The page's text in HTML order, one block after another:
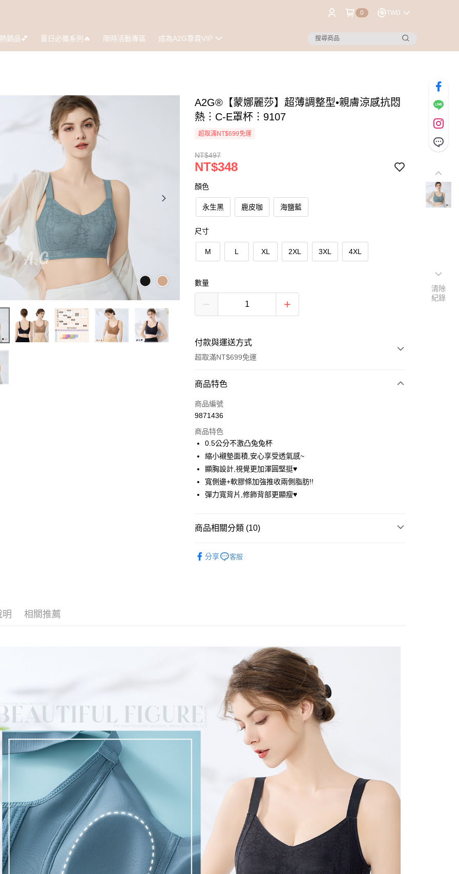
0 TWD
銷品💕 夏日必備系列🔥 限時活動專區 成為A2G尊貴VIP
A2G®【蒙娜麗莎】超薄調整型•親膚涼感抗悶
熱︙C-E罩杯︙9107
超取滿NT$699免運
NT$497
NT$348
顏色
永生黑 鹿皮咖 海鹽藍
尺寸
M L XL 2XL 3XL 4XL
數量
付款與運送方式
超取滿NT$699免運
付款方式
信用卡一次付款
LINE Pay
街口支付
悠遊付
AFTEE先享後付
AFTEE先享後付是「在收到商品之後才付款」的支付方式。 讓您購物簡單
２．便利：只要手機號碼，簡訊認證，即可結帳。
絡購買商品的店家。未經商家同意取消之訂單仍視為有效，需透過AFTEE
先享後付繳納相關費用。
※ 交易是否成功請以「AFTEE先享後付 」之結帳頁面顯示為準，若有關於
是否繳費成功／繳費後需取消欲退款等相關疑問，請聯繫「AFTEE先享後
付客戶支援中心」https://netprotections.freshdesk.com/support/home
【注意事項】
１．透過由恩沛科技股份有限公司提供之「AFTEE先享後付」服務完成之
交易，需依本服務之必要範圍內提供個人資料，並將交易相關給付款項請
求債權轉讓予恩沛科技股份有限公司。
２．關於個人資料處理事宜，請瀏覽以下網址：
https://aftee.tw/terms/#terms3
３．未成年的使用者請事先徵得法定代理人或監護人之同意方可使用
「AFTEE先享後付」，若未經同意申辦者引起之損失，本公司不負相關責
４．使用「AFTEE先享後付」時，將依據個別帳號之用戶狀況，依本公司
即時審查核予不同之上限額度；若仍有額度不足之情形，本公司將視審查
結果請求用戶進行身份認證。
５．嚴禁一人註冊多個帳號或使用他人資訊註冊。若發現惡意使用之情
形，恩沛科技股份有限公司將有權停止該用戶之使用額度並採取法律行
ATM付款
運送方式
每筆NT$60，滿NT$699(含以上)免運費
付款後7-11取貨
每筆NT$60，滿NT$699(含以上)免運費
宅配
每筆NT$100，滿NT$2,000(含以上)免運費
商品特色
商品編號
9871436
商品特色
0.5公分不激凸兔兔杯
縮小襯墊面積,安心享受透氣感~
顯胸設計,視覺更加渾圓堅挺♥️
寬側邊+軟膠條加強推收兩側脂肪!!
彈力寬背片,修飾背部更顯瘦♥️
商品相關分類 (10)
婀娜迷人內在美 ▏A-C杯 C罩杯
棉花糖極致誘惑 ▏D-H杯 D罩杯
棉花糖極致誘惑 ▏D-H杯 E罩杯
✿ 性感法式內衣
分享 客服
明 相關推薦
清除
紀錄